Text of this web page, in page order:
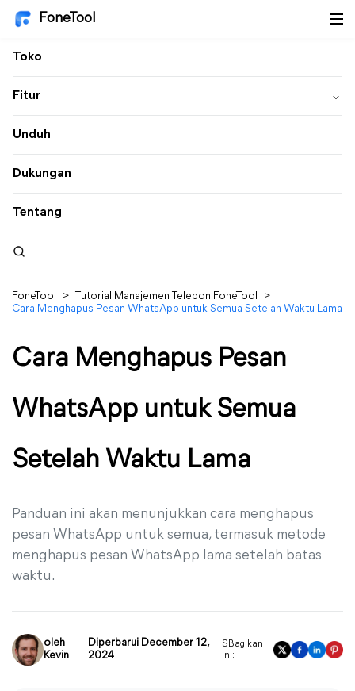
FoneTool
Toko
Fitur
Unduh
Dukungan
Tentang
FoneTool > Tutorial Manajemen Telepon FoneTool
>
Cara Menghapus Pesan WhatsApp untuk Semua Setelah Waktu Lama
Cara Menghapus Pesan
WhatsApp untuk Semua
Setelah Waktu Lama
Panduan ini akan menunjukkan cara menghapus
pesan WhatsApp untuk semua, termasuk metode
menghapus pesan WhatsApp lama setelah batas
waktu.
oleh
Kevin
Diperbarui December 12,
2024
SBagikan
ini: